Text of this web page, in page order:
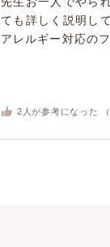
ても詳しく説明し
アレルギー対応のフ
2 人が参考になった （